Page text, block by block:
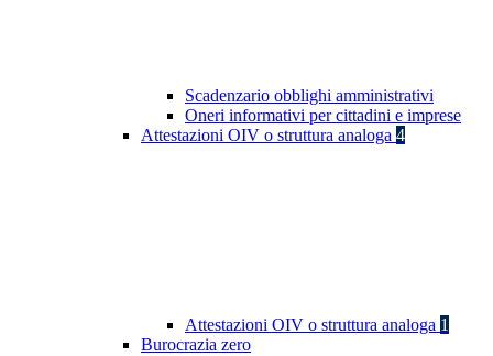
Scadenzario obblighi amministrativi
Oneri informativi per cittadini e imprese
Attestazioni OIV o struttura analoga 4
Attestazioni OIV o struttura analoga 1
Burocrazia zero